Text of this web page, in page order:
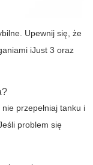
Upewnij się, że
iJust 3 oraz
przepełniaj tanku i
problem się